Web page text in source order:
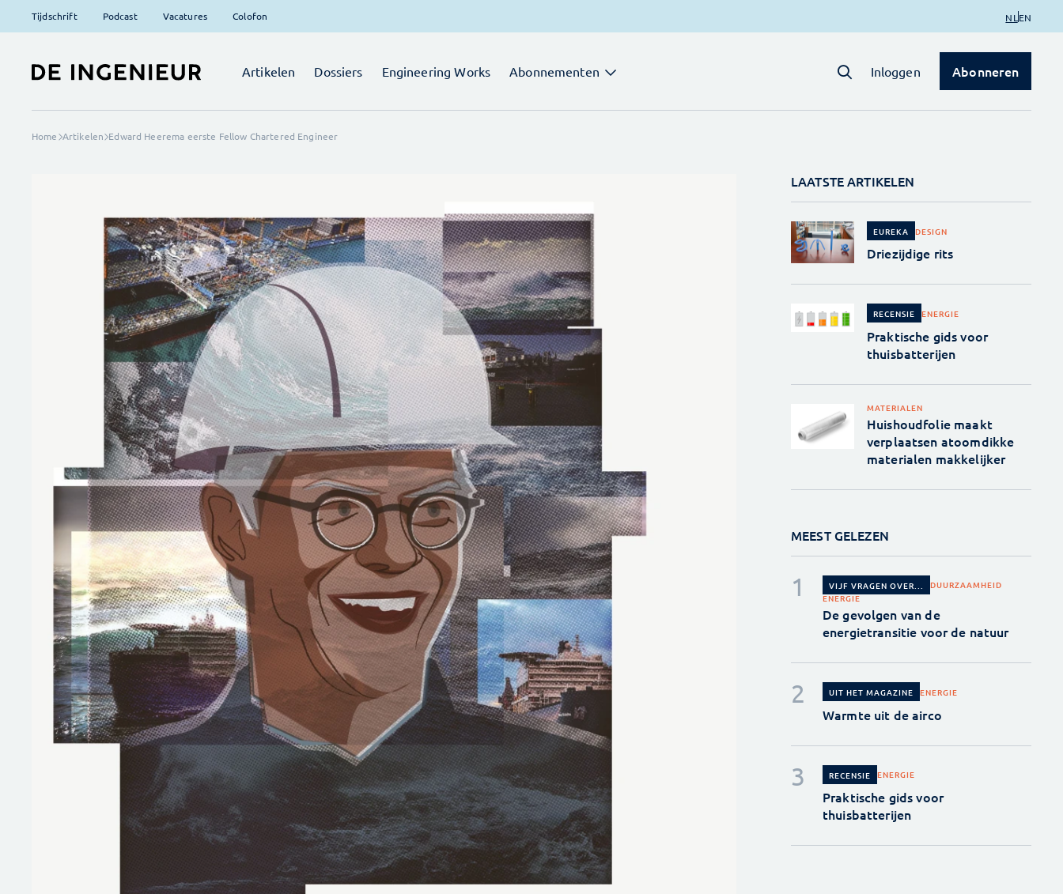
Tijdschrift Podcast Vacatures Colofon NL EN
Artikelen Dossiers Engineering Works Abonnementen Inloggen Abonneren
Home Artikelen Edward Heerema eerste Fellow Chartered Engineer
LAATSTE ARTIKELEN
EUREKA DESIGN
Driezijdige rits
RECENSIE ENERGIE
Praktische gids voor
thuisbatterijen
MATERIALEN
Huishoudfolie maakt
verplaatsen atoomdikke
materialen makkelijker
MEEST GELEZEN
VIJF VRAGEN OVER...
DUURZAAMHEID
ENERGIE
De gevolgen van de
energietransitie voor de natuur
UIT HET MAGAZINE ENERGIE
Warmte uit de airco
RECENSIE ENERGIE
Praktische gids voor
thuisbatterijen